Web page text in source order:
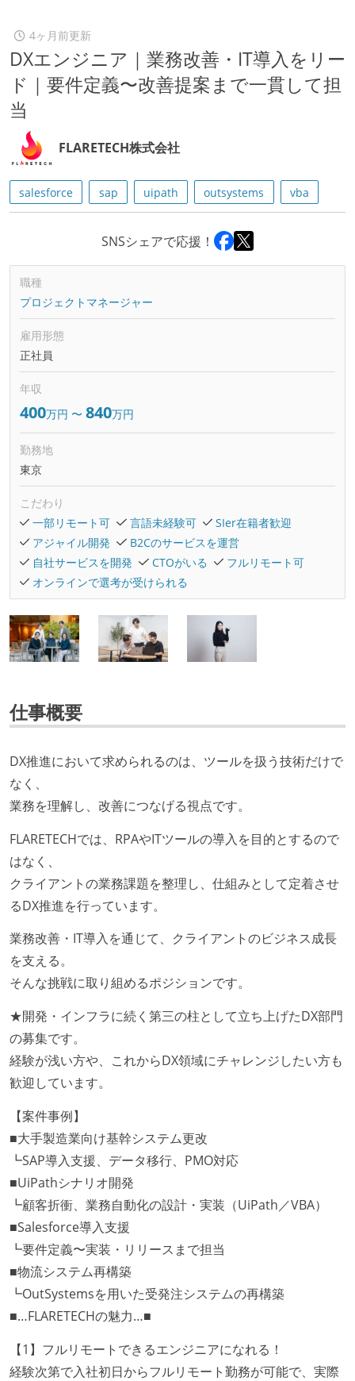
4ヶ月前更新
DXエンジニア｜業務改善・IT導入をリー
ド｜要件定義〜改善提案まで一貫して担
当
FLARETECH株式会社
salesforce sap uipath outsystems vba
SNSシェアで応援！
職種
プロジェクトマネージャー
雇用形態
正社員
年収
400万円 〜 840万円
勤務地
東京
こだわり
一部リモート可
言語未経験可
SIer在籍者歓迎
アジャイル開発
B2Cのサービスを運営
自社サービスを開発
CTOがいる
フルリモート可
オンラインで選考が受けられる
仕事概要
DX推進において求められるのは、ツールを扱う技術だけで
なく、
業務を理解し、改善につなげる視点です。
FLARETECHでは、RPAやITツールの導入を目的とするので
はなく、
クライアントの業務課題を整理し、仕組みとして定着させ
るDX推進を行っています。
業務改善・IT導入を通じて、クライアントのビジネス成長
を支える。
そんな挑戦に取り組めるポジションです。
★開発・インフラに続く第三の柱として立ち上げたDX部門
の募集です。
経験が浅い方や、これからDX領域にチャレンジしたい方も
歓迎しています。
【案件事例】
■大手製造業向け基幹システム更改
┗SAP導入支援、データ移行、PMO対応
■UiPathシナリオ開発
┗顧客折衝、業務自動化の設計・実装（UiPath／VBA）
■Salesforce導入支援
┗要件定義〜実装・リリースまで担当
■物流システム再構築
┗OutSystemsを用いた受発注システムの再構築
■…FLARETECHの魅力…■
【1】フルリモートできるエンジニアになれる！
経験次第で入社初日からフルリモート勤務が可能で、実際